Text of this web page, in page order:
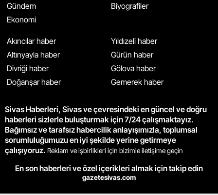
Gündem
Ekonomi
Biyografiler
Akıncılar haber
Altınyayla haber
Divriği haber
Doğanşar haber
Yıldızeli haber
Gürün haber
Gölova haber
Gemerek haber
Sivas Haberleri, Sivas ve çevresindeki en güncel ve doğru
haberleri sizlerle buluşturmak için 7/24 çalışmaktayız.
Bağımsız ve tarafsız habercilik anlayışımızla, toplumsal
sorumluluğumuzu en iyi şekilde yerine getirmeye
çalışıyoruz. Reklam ve işbirlikleri için bizimle iletişime geçin
En son haberleri ve özel içerikleri almak için takip edin
gazetesivas.com